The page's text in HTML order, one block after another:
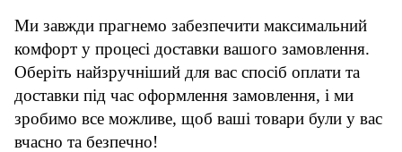
Ми завжди прагнемо забезпечити максимальний
комфорт у процесі доставки вашого замовлення.
Оберіть найзручніший для вас спосіб оплати та
доставки під час оформлення замовлення, і ми
зробимо все можливе, щоб ваші товари були у вас
вчасно та безпечно!